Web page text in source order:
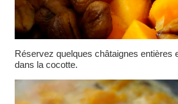
Réservez quelques châtaignes entières
dans la cocotte.